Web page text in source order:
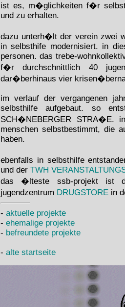
ist es, m�glichkeiten f�r
und zu erhalten.
dazu unterh�lt der verein zwei
in selbsthife modernisiert. in
personen. das trebe-
f�r durchschnittlich 40
dar�berhinaus vier
im verlauf der vergangenen
selbsthilfe aufgebaut. so
SCH�NEBERGER STRA�E.
menschen selbstbestimmt, die
haben.
ebenfalls in selbsthilfe
und der TWH
das �lteste ssb-projekt ist
jugendzentrum DRUGSTORE in
- aktuelle projekte
- ehemalige projekte
- befreundete projekte
- alte startseite